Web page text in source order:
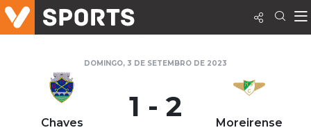
DOMINGO, 3 DE SETEMBRO DE 2023
Chaves 1 - 2 Moreirense